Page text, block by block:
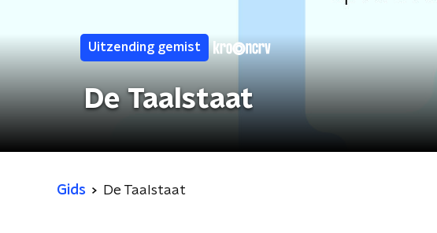
Uitzending gemist
De Taalstaat
Gids De Taalstaat